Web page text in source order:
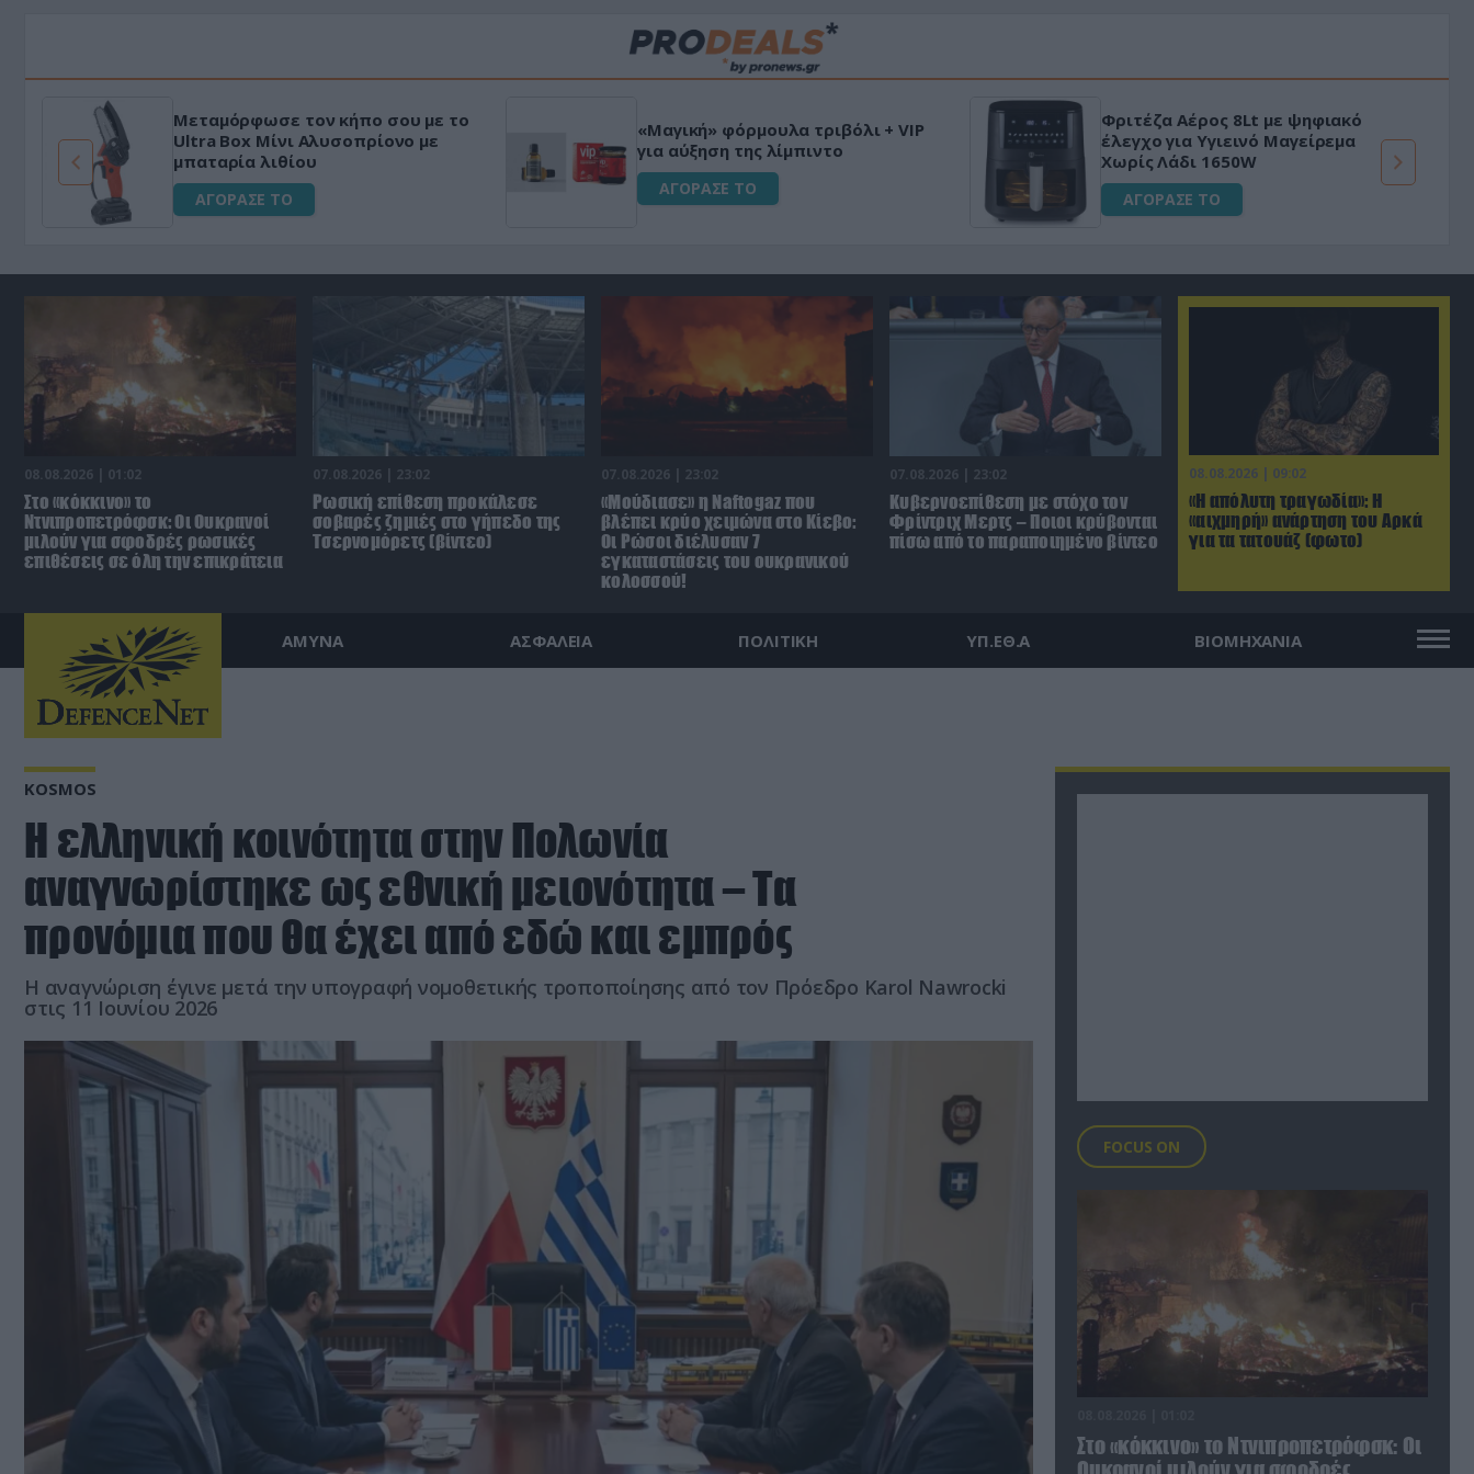
Μεταμόρφωσε τον κήπο σου με το
Ultra Box Μίνι Αλυσοπρίονο με
μπαταρία λιθίου
ΑΓΟΡΑΣΕ ΤΟ
«Μαγική» φόρμουλα τριβόλι + VIP
για αύξηση της λίμπιντο
ΑΓΟΡΑΣΕ ΤΟ
Φριτέζα Αέρος 8Lt με ψηφιακό
έλεγχο για Υγιεινό Μαγείρεμα
Χωρίς Λάδι 1650W
ΑΓΟΡΑΣΕ ΤΟ
08.08.2026 | 09:02
«Η απόλυτη τραγωδία»: Η
«αιχμηρή» ανάρτηση του Αρκά
για τα τατουάζ (φωτο)
08.08.2026 | 01:02
Στο «κόκκινο» το
Ντνιπροπετρόφσκ: Οι Ουκρανοί
μιλούν για σφοδρές ρωσικές
επιθέσεις σε όλη την επικράτεια
07.08.2026 | 23:02
Ρωσική επίθεση προκάλεσε
σοβαρές ζημιές στο γήπεδο της
Τσερνομόρετς (βίντεο)
07.08.2026 | 23:02
«Μούδιασε» η Naftogaz που
βλέπει κρύο χειμώνα στο Κίεβο:
Οι Ρώσοι διέλυσαν 7
εγκαταστάσεις του ουκρανικού
κολοσσού!
07.08.2026 | 23:02
Κυβερνοεπίθεση με στόχο τον
Φρίντριχ Μερτς – Ποιοι κρύβονται
πίσω από το παραποιημένο βίντεο
ΑΜΥΝΑ ΑΣΦΑΛΕΙΑ ΠΟΛΙΤΙΚΗ ΥΠ.ΕΘ.Α ΒΙΟΜΗΧΑΝΙΑ
KOSMOS
Η ελληνική κοινότητα στην Πολωνία
αναγνωρίστηκε ως εθνική μειονότητα – Τα
προνόμια που θα έχει από εδώ και εμπρός
Η αναγνώριση έγινε μετά την υπογραφή νομοθετικής τροποποίησης από τον Πρόεδρο Karol Nawrocki
στις 11 Ιουνίου 2026
FOCUS ON
Στο «κόκκινο» το Ντνιπροπετρόφσκ: Οι